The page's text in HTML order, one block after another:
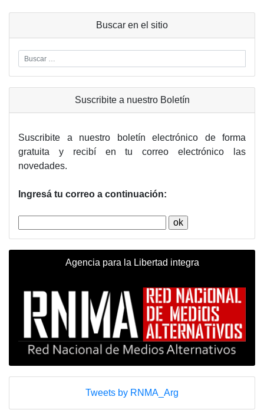
Buscar en el sitio
Suscribite a nuestro Boletín
Suscribite a nuestro boletín electrónico de forma
gratuita y recibí en tu correo electrónico las
novedades.
Ingresá tu correo a continuación:
Agencia para la Libertad integra
Tweets by RNMA_Arg